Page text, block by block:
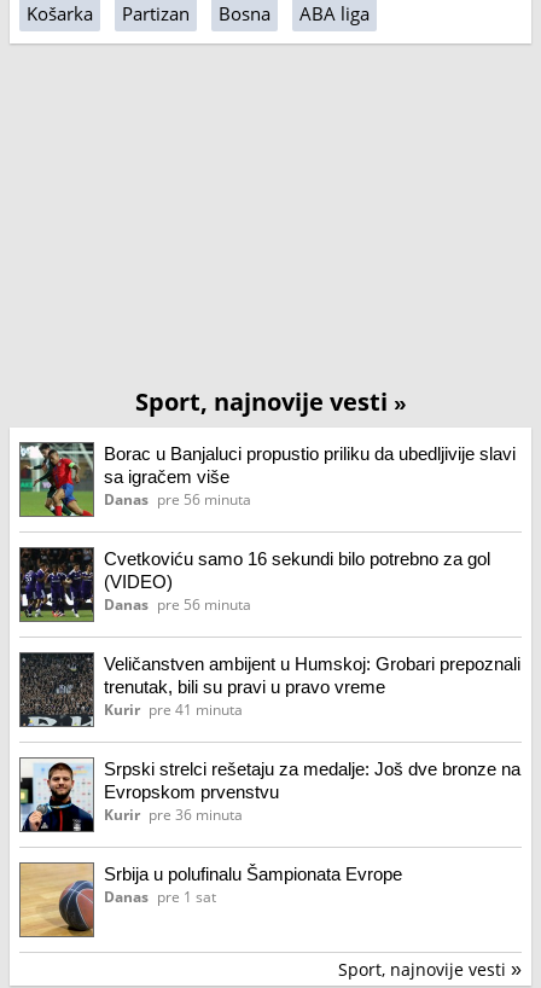
Košarka Partizan Bosna ABA liga
Sport, najnovije vesti »
Borac u Banjaluci propustio priliku da ubedljivije slavi
sa igračem više
Danas pre 56 minuta
Cvetkoviću samo 16 sekundi bilo potrebno za gol
(VIDEO)
Danas pre 56 minuta
Veličanstven ambijent u Humskoj: Grobari prepoznali
trenutak, bili su pravi u pravo vreme
Kurir pre 41 minuta
Srpski strelci rešetaju za medalje: Još dve bronze na
Evropskom prvenstvu
Kurir pre 36 minuta
Srbija u polufinalu Šampionata Evrope
Danas pre 1 sat
Sport, najnovije vesti »